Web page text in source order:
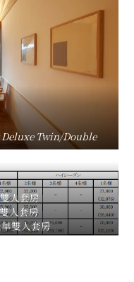
Deluxe Twin/Double
人套房
人套房
雙人套房
雙人套房
多3人的套房